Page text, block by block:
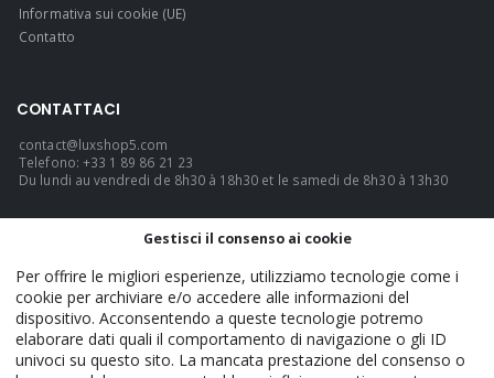
Informativa sui cookie (UE)
Contatto
CONTATTACI
contact@luxshop5.com
Telefono: +33 1 89 86 21 23
Du lundi au vendredi de 8h30 à 18h30 et le samedi de 8h30 à 13h30
LuxShop5 - Official. © 2026. TUTTI I DIRITTI RISERVATI.
Gestisci il consenso ai cookie
Per offrire le migliori esperienze, utilizziamo tecnologie come i
cookie per archiviare e/o accedere alle informazioni del
dispositivo. Acconsentendo a queste tecnologie potremo
elaborare dati quali il comportamento di navigazione o gli ID
univoci su questo sito. La mancata prestazione del consenso o